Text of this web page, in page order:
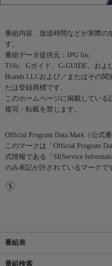
番組内容、放送時間などが実際の
す。
番組データ提供元：IPG Inc.
TiVo、Gガイド、G-GUIDE、およ
Brands LLCおよび／またはその
たは登録商標です。
このホームページに掲載してい
複写・転載を禁じます。
Official Program Data Mark（公式
このマークは「Official Program
式情報である「SI(Service
のみ表記が許されているマークで
番組表
番組検索